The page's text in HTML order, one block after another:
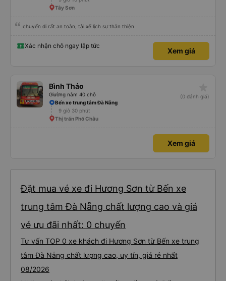
Tây Sơn
chuyến đi rất an toàn, tài xế lịch sự thân thiện
Xác nhận chỗ ngay lập tức
Xem giá
Bình Thảo
Giường nằm 40 chỗ
(0 đánh giá)
Bến xe trung tâm Đà Nẵng
9 giờ 30 phút
Thị trấn Phố Châu
Xem giá
Đặt mua vé xe đi Hương Sơn từ Bến xe
trung tâm Đà Nẵng chất lượng cao và giá
vé ưu đãi nhất: 0 chuyến
Tư vấn TOP 0 xe khách đi Hương Sơn từ Bến xe trung
tâm Đà Nẵng chất lượng cao, uy tín, giá rẻ nhất
08/2026